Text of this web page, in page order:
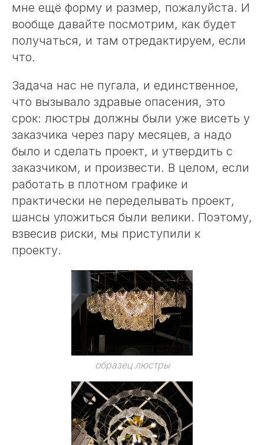
мне ещё форму и размер, пожалуйста. И
вообще давайте посмотрим, как будет
получаться, и там отредактируем, если
что.
Задача нас не пугала, и единственное,
что вызывало здравые опасения, это
срок: люстры должны были уже висеть у
заказчика через пару месяцев, а надо
было и сделать проект, и утвердить с
заказчиком, и произвести. В целом, если
работать в плотном графике и
практически не переделывать проект,
шансы уложиться были велики. Поэтому,
взвесив риски, мы приступили к
проекту.
образец люстры